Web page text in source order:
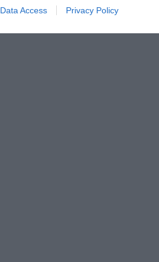
Data Access Privacy Policy